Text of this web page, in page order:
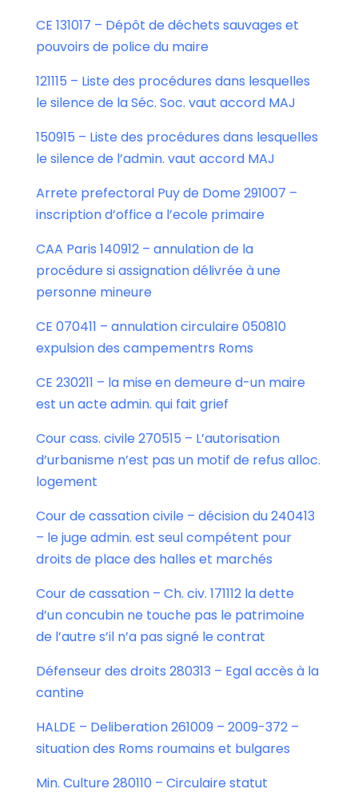
CE 131017 – Dépôt de déchets sauvages et
pouvoirs de police du maire
121115 – Liste des procédures dans lesquelles
le silence de la Séc. Soc. vaut accord MAJ
150915 – Liste des procédures dans lesquelles
le silence de l’admin. vaut accord MAJ
Arrete prefectoral Puy de Dome 291007 –
inscription d’office a l’ecole primaire
CAA Paris 140912 – annulation de la
procédure si assignation délivrée à une
personne mineure
CE 070411 – annulation circulaire 050810
expulsion des campementrs Roms
CE 230211 – la mise en demeure d-un maire
est un acte admin. qui fait grief
Cour cass. civile 270515 – L’autorisation
d’urbanisme n’est pas un motif de refus alloc.
logement
Cour de cassation civile – décision du 240413
– le juge admin. est seul compétent pour
droits de place des halles et marchés
Cour de cassation – Ch. civ. 171112 la dette
d’un concubin ne touche pas le patrimoine
de l’autre s’il n’a pas signé le contrat
Défenseur des droits 280313 – Egal accès à la
cantine
HALDE – Deliberation 261009 – 2009-372 –
situation des Roms roumains et bulgares
Min. Culture 280110 – Circulaire statut